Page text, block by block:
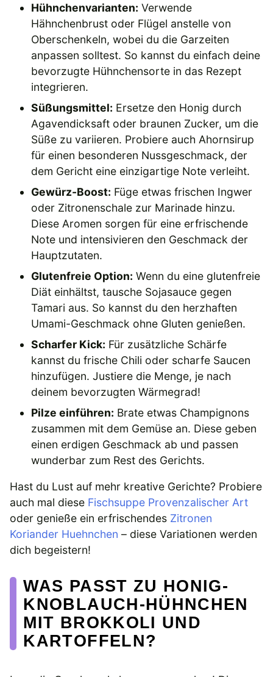
Hühnchenvarianten: Verwende
Hähnchenbrust oder Flügel anstelle von
Oberschenkeln, wobei du die Garzeiten
anpassen solltest. So kannst du einfach deine
bevorzugte Hühnchensorte in das Rezept
integrieren.
Süßungsmittel: Ersetze den Honig durch
Agavendicksaft oder braunen Zucker, um die
Süße zu variieren. Probiere auch Ahornsirup
für einen besonderen Nussgeschmack, der
dem Gericht eine einzigartige Note verleiht.
Gewürz-Boost: Füge etwas frischen Ingwer
oder Zitronenschale zur Marinade hinzu.
Diese Aromen sorgen für eine erfrischende
Note und intensivieren den Geschmack der
Hauptzutaten.
Glutenfreie Option: Wenn du eine glutenfreie
Diät einhältst, tausche Sojasauce gegen
Tamari aus. So kannst du den herzhaften
Umami-Geschmack ohne Gluten genießen.
Scharfer Kick: Für zusätzliche Schärfe
kannst du frische Chili oder scharfe Saucen
hinzufügen. Justiere die Menge, je nach
deinem bevorzugten Wärmegrad!
Pilze einführen: Brate etwas Champignons
zusammen mit dem Gemüse an. Diese geben
einen erdigen Geschmack ab und passen
wunderbar zum Rest des Gerichts.
Hast du Lust auf mehr kreative Gerichte? Probiere
auch mal diese Fischsuppe Provenzalischer Art
oder genieße ein erfrischendes Zitronen
Koriander Huehnchen – diese Variationen werden
dich begeistern!
WAS PASST ZU HONIG-
KNOBLAUCH-HÜHNCHEN
MIT BROKKOLI UND
KARTOFFELN?